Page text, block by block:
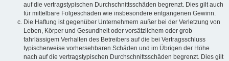
auf die vertragstypischen Durchschnittsschäden begrenzt. Dies gilt auch
für mittelbare Folgeschäden wie insbesondere entgangenen Gewinn.
Die Haftung ist gegenüber Unternehmern außer bei der Verletzung von
Leben, Körper und Gesundheit oder vorsätzlichem oder grob
fahrlässigem Verhalten des Betreibers auf die bei Vertragsschluss
typischerweise vorhersehbaren Schäden und im Übrigen der Höhe
nach auf die vertragstypischen Durchschnittsschäden begrenzt. Dies gilt